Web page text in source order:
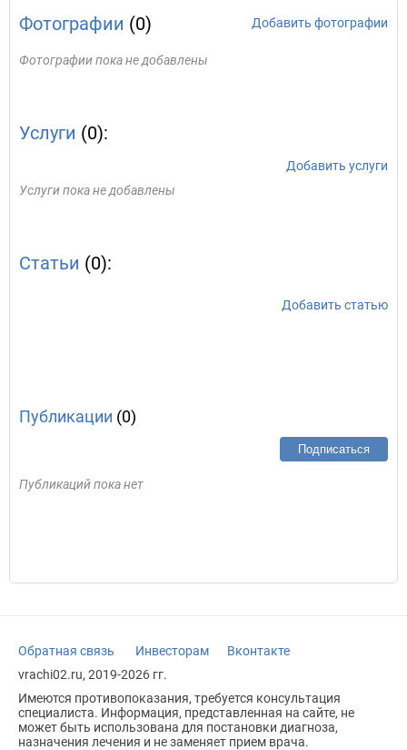
Фотографии (0) Добавить фотографии
Фотографии пока не добавлены
Услуги (0):
Добавить услуги
Услуги пока не добавлены
Статьи (0):
Добавить статью
Публикации (0)
Подписаться
Публикаций пока нет
Обратная связь Инвесторам
Вконтакте
vrachi02.ru, 2019-2026 гг.
Имеются противопоказания, требуется консультация
специалиста. Информация, представленная на сайте, не
может быть использована для постановки диагноза,
назначения лечения и не заменяет прием врача.